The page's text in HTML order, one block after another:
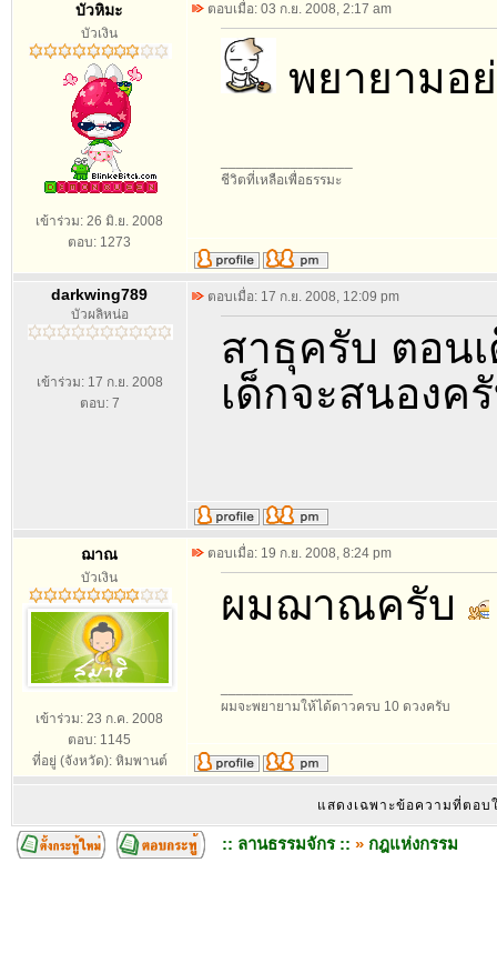
บัวหิมะ
บัวเงิน
เข้าร่วม: 26 มิ.ย. 2008
ตอบ: 1273
ตอบเมื่อ: 03 ก.ย. 2008, 2:17 am
พยายามอ
ชีวิตที่เหลือเพื่อธรรมะ
darkwing789
บัวผลิหน่อ
เข้าร่วม: 17 ก.ย. 2008
ตอบ: 7
ตอบเมื่อ: 17 ก.ย. 2008, 12:09 pm
สาธุครับ ตอน
เด็กจะสนองค
ฌาณ
บัวเงิน
เข้าร่วม: 23 ก.ค. 2008
ตอบ: 1145
ที่อยู่ (จังหวัด): หิมพานต์
ตอบเมื่อ: 19 ก.ย. 2008, 8:24 pm
ผมฌาณครับ
ผมจะพยายามให้ได้ดาวครบ 10 ดวงครับ
แสดงเฉพาะข้อความที่ตอบ
:: ลานธรรมจักร :: » กฎแห่งกรรม